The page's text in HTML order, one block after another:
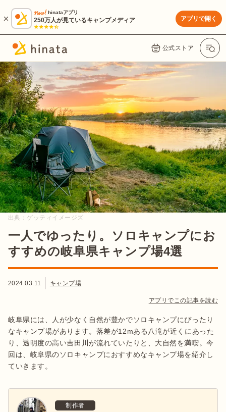
hinataアプリ
250万人が見ているキャンプメディア アプリで開く
公式ストア
出典： ゲッティイメージズ
一人でゆったり。ソロキャンプにお
すすめの岐阜県キャンプ場4選
2024.03.11 キャンプ場
アプリでこの記事を読む
岐阜県には、人が少なく自然が豊かでソロキャンプにぴったり
なキャンプ場があります。落差が12mある八滝が近くにあった
り、透明度の高い吉田川が流れていたりと、大自然を満喫。今
回は、岐阜県のソロキャンプにおすすめなキャンプ場を紹介し
ていきます。
制作者